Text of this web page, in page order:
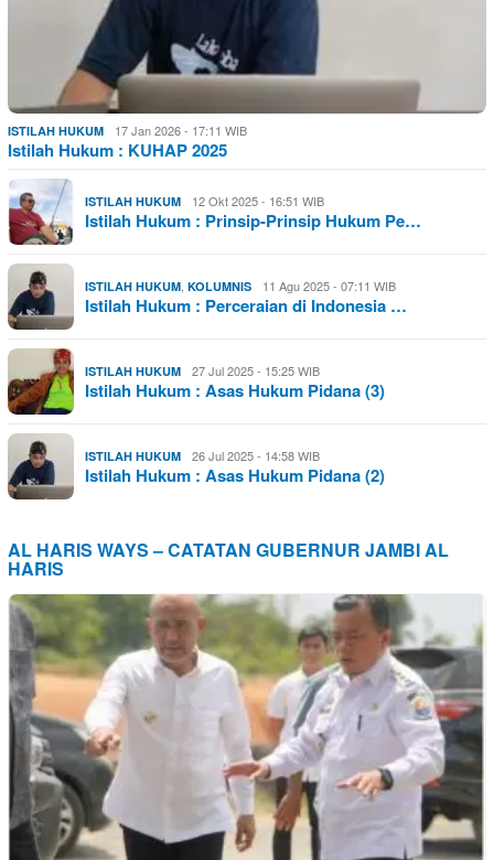
ISTILAH HUKUM 17 Jan 2026 - 17:11 WIB
Istilah Hukum : KUHAP 2025
ISTILAH HUKUM 12 Okt 2025 - 16:51 WIB
Istilah Hukum : Prinsip-Prinsip Hukum Pe…
ISTILAH HUKUM KOLUMNIS 11 Agu 2025 - 07:11 WIB
Istilah Hukum : Perceraian di Indonesia …
ISTILAH HUKUM 27 Jul 2025 - 15:25 WIB
Istilah Hukum : Asas Hukum Pidana (3)
ISTILAH HUKUM 26 Jul 2025 - 14:58 WIB
Istilah Hukum : Asas Hukum Pidana (2)
AL HARIS WAYS – CATATAN GUBERNUR JAMBI AL
HARIS